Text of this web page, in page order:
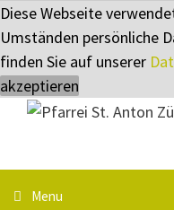
Diese Webseite
Umständen persönliche
finden Sie auf unserer
akzeptieren
Springe
zum
Inhalt
Menu